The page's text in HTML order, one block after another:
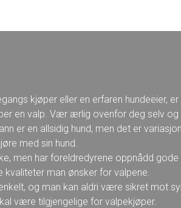
kjøper eller en erfaren hundeeier,
en valp. Vær ærlig ovenfor deg selv
er en allsidig hund, men det er
med sin hund.
men har foreldredyrene oppnådd
kvaliteter man ønsker for valpene.
og man kan aldri være sikret mot
være tilgjengelige for valpekjøper.